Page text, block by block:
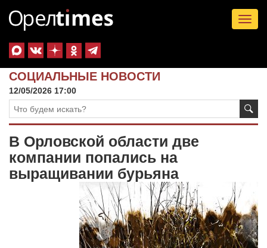
СОЦИАЛЬНЫЕ НОВОСТИ
12/05/2026 17:00
В Орловской области две
компании попались на
выращивании бурьяна